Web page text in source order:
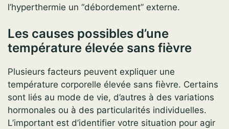
l’hyperthermie un “débordement” externe.
Les causes possibles d’une
température élevée sans fièvre
Plusieurs facteurs peuvent expliquer une
température corporelle élevée sans fièvre. Certains
sont liés au mode de vie, d’autres à des variations
hormonales ou à des particularités individuelles.
L’important est d’identifier votre situation pour agir